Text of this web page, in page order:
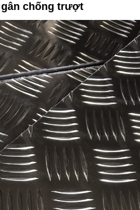
chống trượt